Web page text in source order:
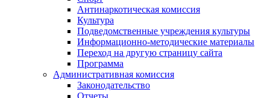
Антинаркотическая комиссия
Культура
Подведомственные учреждения культуры
Информационно-методические материалы
Переход на другую страницу сайта
Программа
Административная комиссия
Законодательство
Отчеты